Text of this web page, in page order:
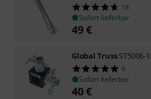
18
Sofort lieferbar
49€
Global TrussST5006-
6
Sofort lieferbar
40€